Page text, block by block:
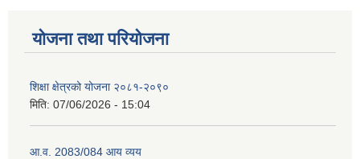
योजना तथा परियोजना
शिक्षा क्षेत्रको योजना २०८१-२०९०
मिति: 07/06/2026 - 15:04
आ.व. 2083/084 आय व्यय